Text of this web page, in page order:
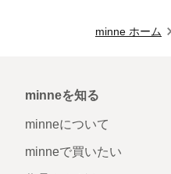
minne ホーム
minneを知る
minneについて
minneで買いたい